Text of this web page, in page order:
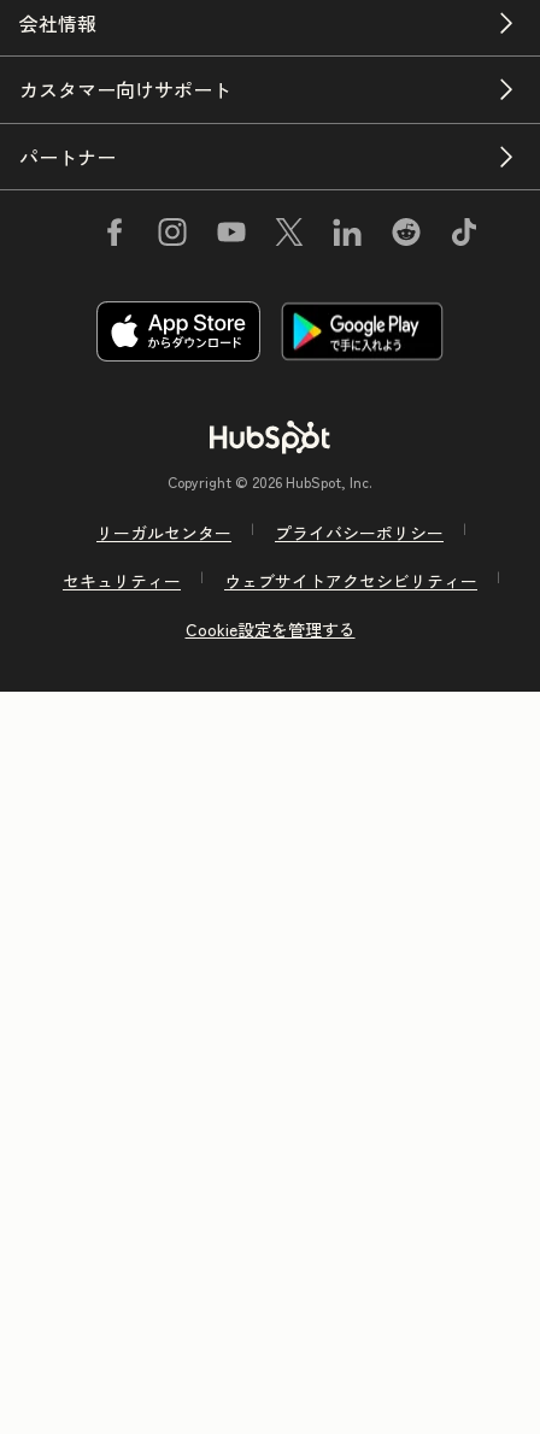
会社情報
カスタマー向けサポート
パートナー
Copyright © 2026 HubSpot, Inc.
リーガルセンター
プライバシーポリシー
セキュリティー
ウェブサイトアクセシビリティー
Cookie設定を管理する